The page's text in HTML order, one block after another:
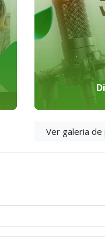
Ver galeria